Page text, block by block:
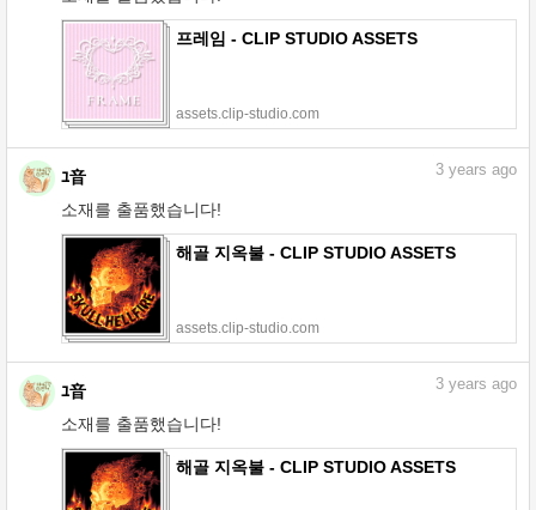
프레임 - CLIP STUDIO ASSETS
assets.clip-studio.com
ﾕ音
소재를 출품했습니다!
3 years ago
해골 지옥불 - CLIP STUDIO ASSETS
assets.clip-studio.com
ﾕ音
소재를 출품했습니다!
3 years ago
해골 지옥불 - CLIP STUDIO ASSETS